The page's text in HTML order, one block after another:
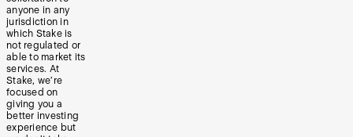
anyone in any
jurisdiction in
which Stake is
not regulated or
able to market its
services. At
Stake, we’re
focused on
giving you a
better investing
experience but